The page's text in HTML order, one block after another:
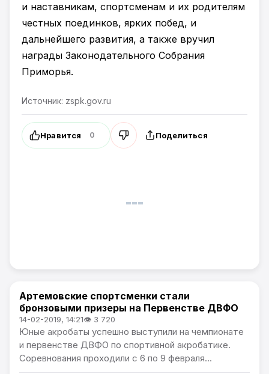
и наставникам, спортсменам и их родителям
честных поединков, ярких побед, и
дальнейшего развития, а также вручил
награды Законодательного Собрания
Приморья.
Источник: zspk.gov.ru
Нравится 0 Поделиться
Спорт
Артемовские спортсменки стали
бронзовыми призеры на Первенстве ДВФО
14-02-2019, 14:21👁 3 720
Юные акробаты успешно выступили на чемпионате
и первенстве ДВФО по спортивной акробатике.
Соревнования проходили с 6 по 9 февраля...